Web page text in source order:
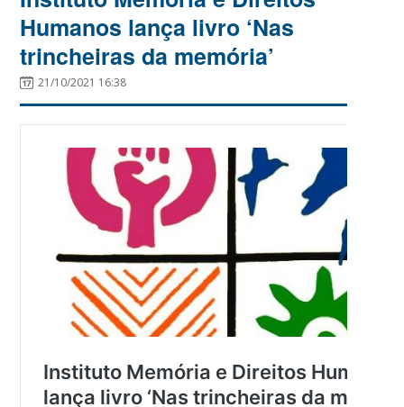
Humanos lança livro ‘Nas
trincheiras da memória’
21/10/2021 16:38